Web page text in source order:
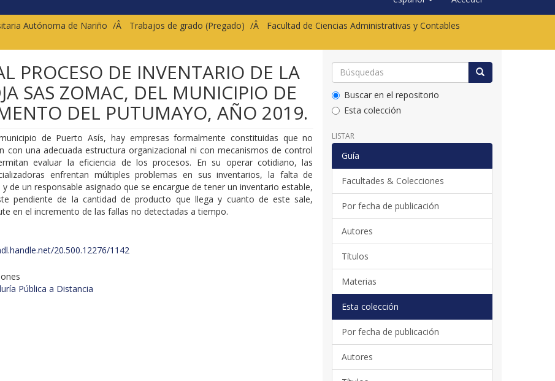
Autónoma de Nariño Trabajos de grado (Pregado)
Facultad de Ciencias Administrativas y Contables
PROCESO DE INVENTARIO DE LA
SAS ZOMAC, DEL MUNICIPIO DE
DEL PUTUMAYO, AÑO 2019.
de Puerto Asís, hay empresas formalmente constituidas que no
con una adecuada estructura organizacional ni con mecanismos de control
evaluar la eficiencia de los procesos. En su operar cotidiano, las
enfrentan múltiples problemas en sus inventarios, la falta de
de un responsable asignado que se encargue de tener un inventario estable,
pendiente de la cantidad de producto que llega y cuanto de este sale,
en el incremento de las fallas no detectadas a tiempo.
20.500.12276/1142
Pública a Distancia
Buscar en el repositorio
Esta colección
LISTAR
Guía
Facultades & Colecciones
Por fecha de publicación
Autores
Títulos
Materias
Esta colección
Por fecha de publicación
Autores